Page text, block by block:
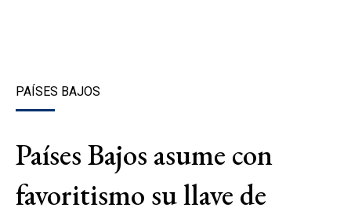
PAÍSES BAJOS
Países Bajos asume con
favoritismo su llave de